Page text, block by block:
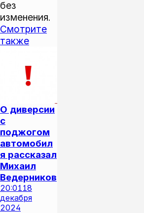
без
изменения.
Смотрите
также
О диверсии
с
поджогом
автомобил
я рассказал
Михаил
Ведерников
20:0118
декабря
2024